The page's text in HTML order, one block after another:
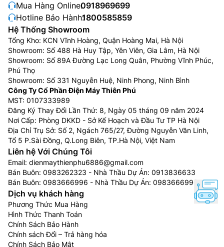
Mua Hàng Online:0918969699
Hotline Bảo Hành:1800585859
Hệ Thống Showroom
Tổng Kho: KCN Vĩnh Hoàng, Quận Hoàng Mai, Hà Nội
Showroom: Số 488 Hà Huy Tập, Yên Viên, Gia Lâm, Hà Nội
Showroom: Số 89A Đường Lạc Long Quân, Phường Vĩnh Phúc,
Phú Thọ
Showroom: Số 331 Nguyễn Huệ, Ninh Phong, Ninh Bình
Công Ty Cổ Phần Điện Máy Thiên Phú
MST: 0107333989
Đăng Ký Thay Đổi Lần Thứ: 8, Ngày 05 tháng 09 năm 2024
Nơi Cấp: Phòng DKKD - Sở Kế Hoạch và Đầu Tư TP Hà Nội
Địa Chỉ Trụ Sở: Số 2, Ngách 765/27, Đường Nguyễn Văn Linh,
Tổ 5 P.Sài Đồng, Q.Long Biên, TP.Hà Nội, Việt Nam
Liên hệ Với Chúng Tôi
Email: dienmaythienphu6886@gmail.com
Bán Buôn: 0983262323 - Nhà Thầu Dự Án: 0913836633
Bán Buôn: 0983666996 - Nhà Thầu Dự Án: 0983666996
Dịch vụ khách hàng
Phương Thức Mua Hàng
Hình Thức Thanh Toán
Chính Sách Bảo Hành
Chính sách Đổi – Trả hàng hóa
Chính Sách Bảo Mật